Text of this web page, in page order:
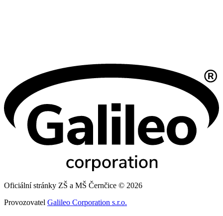
Oficiální stránky ZŠ a MŠ Černčice © 2026
Provozovatel Galileo Corporation s.r.o.